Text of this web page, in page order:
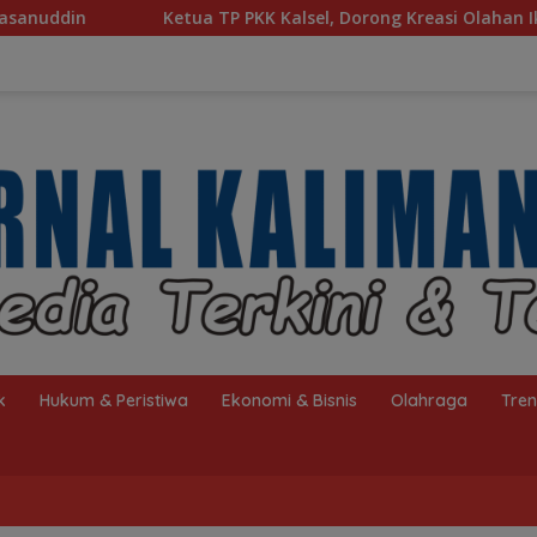
TP PKK Kalsel, Dorong Kreasi Olahan Ikan Hingga Tingkat
Hukum & Peristiwa Ekonomi & Bisnis Olahraga